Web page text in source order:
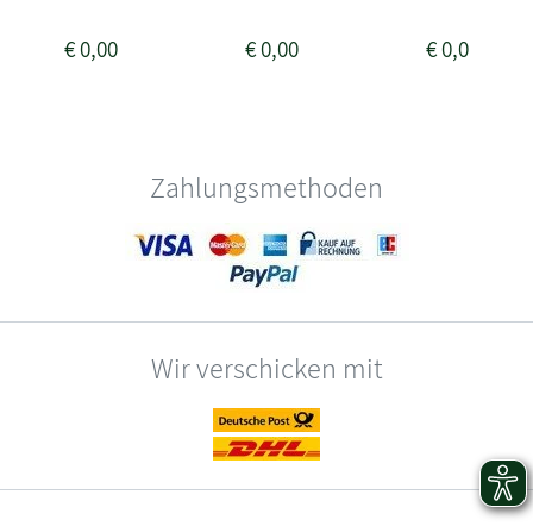
€0,00 €0,00 €0,00
Zahlungsmethoden
Wir verschicken mit